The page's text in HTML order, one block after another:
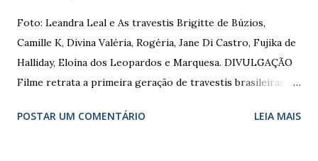
Foto: Leandra Leal e As travestis Brigitte de Búzios,
Camille K, Divina Valéria, Rogéria, Jane Di Castro, Fujika de
Halliday, Eloína dos Leopardos e Marquesa. DIVULGAÇÃO
Filme retrata a primeira geração de travestis brasileiras
com 50 anos de carreira teatral. Documentário recebeu
POSTAR UM COMENTÁRIO LEIA MAIS